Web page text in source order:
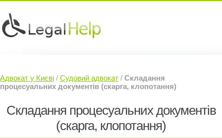
Судовий Адвокат »
Контакти »
Адвокат у Києві / Судовий адвокат / Складання
процесуальних документів (скарга, клопотання)
Складання процесуальних документів
(скарга, клопотання)